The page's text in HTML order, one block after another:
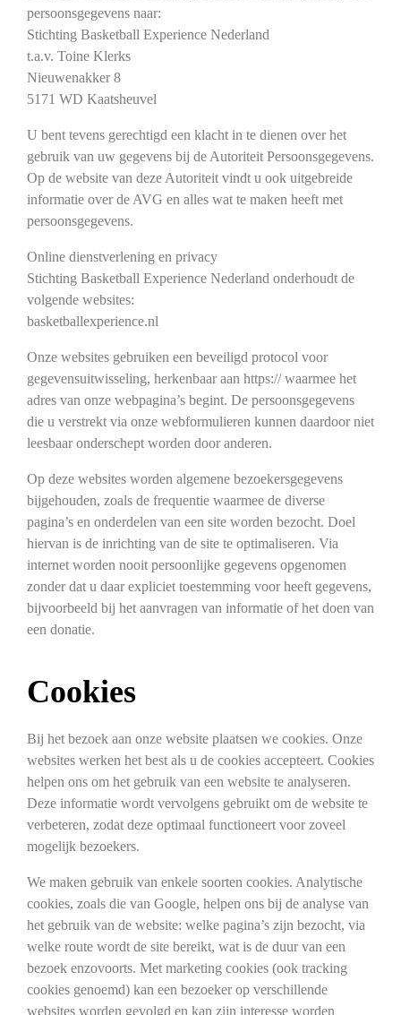
persoonsgegevens naar:
Stichting Basketball Experience Nederland
t.a.v. Toine Klerks
Nieuwenakker 8
5171 WD Kaatsheuvel
U bent tevens gerechtigd een klacht in te dienen over het
gebruik van uw gegevens bij de Autoriteit Persoonsgegevens.
Op de website van deze Autoriteit vindt u ook uitgebreide
informatie over de AVG en alles wat te maken heeft met
persoonsgegevens.
Online dienstverlening en privacy
Stichting Basketball Experience Nederland onderhoudt de
volgende websites:
basketballexperience.nl
Onze websites gebruiken een beveiligd protocol voor
gegevensuitwisseling, herkenbaar aan https:// waarmee het
adres van onze webpagina’s begint. De persoonsgegevens
die u verstrekt via onze webformulieren kunnen daardoor niet
leesbaar onderschept worden door anderen.
Op deze websites worden algemene bezoekersgegevens
bijgehouden, zoals de frequentie waarmee de diverse
pagina’s en onderdelen van een site worden bezocht. Doel
hiervan is de inrichting van de site te optimaliseren. Via
internet worden nooit persoonlijke gegevens opgenomen
zonder dat u daar expliciet toestemming voor heeft gegevens,
bijvoorbeeld bij het aanvragen van informatie of het doen van
een donatie.
Cookies
Bij het bezoek aan onze website plaatsen we cookies. Onze
websites werken het best als u de cookies accepteert. Cookies
helpen ons om het gebruik van een website te analyseren.
Deze informatie wordt vervolgens gebruikt om de website te
verbeteren, zodat deze optimaal functioneert voor zoveel
mogelijk bezoekers.
We maken gebruik van enkele soorten cookies. Analytische
cookies, zoals die van Google, helpen ons bij de analyse van
het gebruik van de website: welke pagina’s zijn bezocht, via
welke route wordt de site bereikt, wat is de duur van een
bezoek enzovoorts. Met marketing cookies (ook tracking
cookies genoemd) kan een bezoeker op verschillende
websites worden gevolgd en kan zijn interesse worden